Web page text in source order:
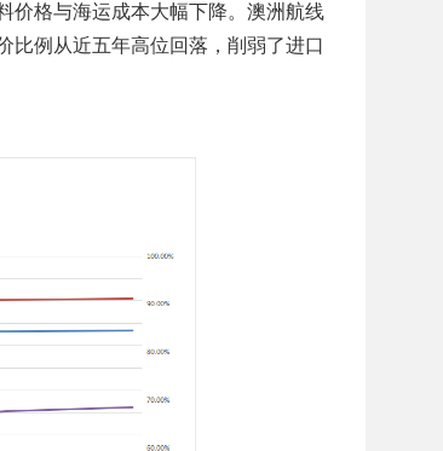
价格与海运成本大幅下降。澳洲航线
比例从近五年高位回落，削弱了进口